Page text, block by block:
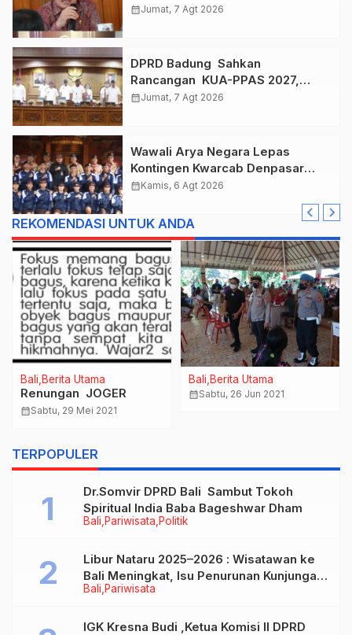
, Taklukkan Jawa Tengah Di
calendar_monthJumat, 7 Agt 2026
DPRD Badung Sahkan
Rancangan KUA-PPAS 2027,
Anggaran Tembus Lebih Dari
calendar_monthJumat, 7 Agt 2026
Wawali Arya Negara Lepas
Kontingen Kwarcab Denpasar
Menuju Jambore Nasional XII
calendar_monthKamis, 6 Agt 2026
REKOMENDASI UNTUK ANDA
Bali Berita Utama
Renungan JOGER
calendar_monthSabtu, 29 Mei 2021
Bali Berita Utama
calendar_monthSabtu, 26 Jun 2021
TERPOPULER
Bali Pariwisata Politik
Dr.Somvir DPRD Bali Sambut Tokoh
Spiritual India Baba Bageshwar Dham
Bali Pariwisata
Libur Nataru 2025–2026 : Wisatawan ke
Bali Meningkat, Isu Penurunan Kunjungan
Tidak Benar
IGK Kresna Budi ,Ketua Komisi II DPRD